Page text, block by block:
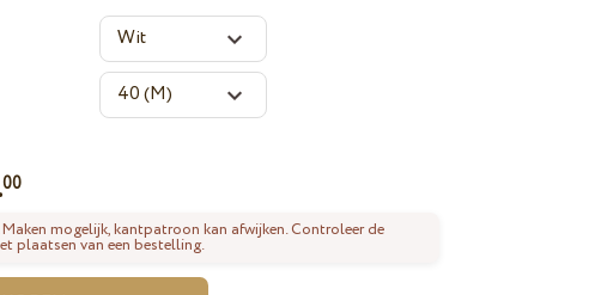
00
mogelijk, kantpatroon kan afwijken. Controleer de
plaatsen van een bestelling.